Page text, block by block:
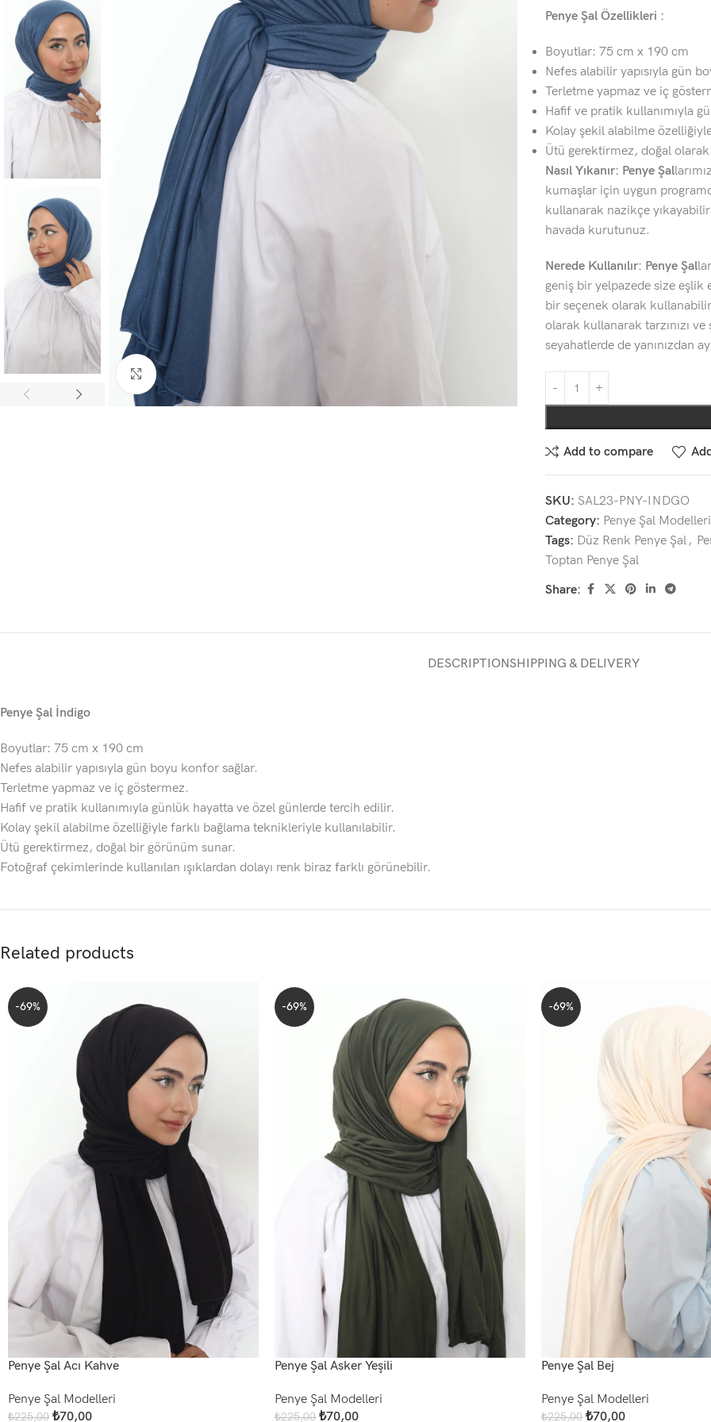
Click to enlarge
Penye Şal Özellikleri :
Boyutlar: 75 cm x 190 cm
Nefes alabilir yapısıyla gün
Terletme yapmaz ve iç
Hafif ve pratik kullanımıyla
Kolay şekil alabilme
Ütü gerektirmez, doğal
Nasıl Yıkanır: Penye Şal
kumaşlar için uygun
kullanarak nazikçe
havada kurutunuz.
Nerede Kullanılır: Penye Şal
geniş bir yelpazede size
bir seçenek olarak
olarak kullanarak tarzınızı ve
seyahatlerde de yanınızdan
Add to compare
SKU: SAL23-PNY-INDGO
Category: Penye Şal Modelleri
Tags: Düz Renk Penye Şal,
Toptan Penye Şal
Share:
DESCRIPTIONSHIPPING & DELIVERY
Penye Şal İndigo
Boyutlar: 75 cm x 190 cm
Nefes alabilir yapısıyla gün boyu konfor sağlar.
Terletme yapmaz ve iç göstermez.
Hafif ve pratik kullanımıyla günlük hayatta ve özel günlerde tercih edilir.
Kolay şekil alabilme özelliğiyle farklı bağlama teknikleriyle kullanılabilir.
Ütü gerektirmez, doğal bir görünüm sunar.
Fotoğraf çekimlerinde kullanılan ışıklardan dolayı renk biraz farklı görünebilir.
Related products
-69%
Penye Şal Acı Kahve
Penye Şal Modelleri
₺225,00 ₺70,00
-69%
Penye Şal Asker Yeşili
Penye Şal Modelleri
₺225,00 ₺70,00
-69%
Penye Şal Bej
Penye Şal Modelleri
₺225,00 ₺70,00